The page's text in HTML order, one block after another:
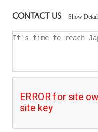
CONTACT US Show Detail